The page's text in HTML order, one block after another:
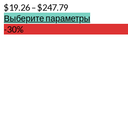
$19.26–$247.79
Выберите параметры
Этот
-30%